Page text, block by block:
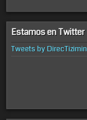
Estamos en Twitter
Tweets by DirecTizimin